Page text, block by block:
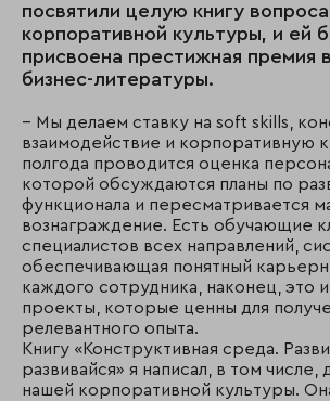
посвятили целую книгу
корпоративной культуры, и ей
присвоена престижная премия
бизнес-литературы.
– Мы делаем ставку на soft skills,
взаимодействие и корпоративную
полгода проводится оценка
которой обсуждаются планы по
функционала и пересматривается
вознаграждение. Есть обучающие
специалистов всех направлений,
обеспечивающая понятный
каждого сотрудника, наконец, это
проекты, которые ценны для
релевантного опыта.
Книгу «Конструктивная среда.
развивайся» я написал, в том числе,
нашей корпоративной культуры.